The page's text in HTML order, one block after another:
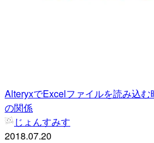
AlteryxでExcelファイルを読み込
の関係
じょんすみす
2018.07.20